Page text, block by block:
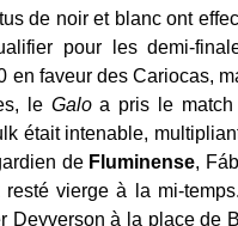
de noir et blanc ont
pour les demi-
en faveur des Cariocas,
le Galoa pris le match
était intenable,
de Fluminense,
vierge à la mi-
Deyverson à la place de